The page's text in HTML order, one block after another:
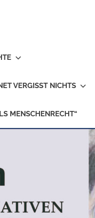
VERGISST NICHTS
MENSCHENRECHT“